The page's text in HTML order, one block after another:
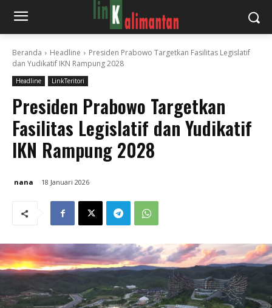
Beranda Headline
Presiden Prabowo Targetkan Fasilitas Legislatif
dan Yudikatif IKN Rampung 2028
Headline LinkTeritori
Presiden Prabowo Targetkan
Fasilitas Legislatif dan Yudikatif
IKN Rampung 2028
nana 18 Januari 2026